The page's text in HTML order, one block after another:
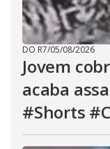
DO R7/05/08/2026
Jovem
acaba
#Shorts